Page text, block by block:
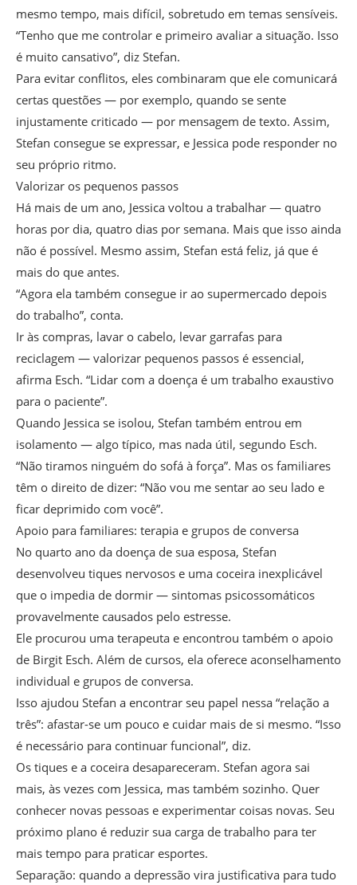
mesmo tempo, mais difícil, sobretudo em temas sensíveis.
“Tenho que me controlar e primeiro avaliar a situação. Isso
é muito cansativo”, diz Stefan.
Para evitar conflitos, eles combinaram que ele comunicará
certas questões — por exemplo, quando se sente
injustamente criticado — por mensagem de texto. Assim,
Stefan consegue se expressar, e Jessica pode responder no
seu próprio ritmo.
Valorizar os pequenos passos
Há mais de um ano, Jessica voltou a trabalhar — quatro
horas por dia, quatro dias por semana. Mais que isso ainda
não é possível. Mesmo assim, Stefan está feliz, já que é
mais do que antes.
“Agora ela também consegue ir ao supermercado depois
do trabalho”, conta.
Ir às compras, lavar o cabelo, levar garrafas para
reciclagem — valorizar pequenos passos é essencial,
afirma Esch. “Lidar com a doença é um trabalho exaustivo
para o paciente”.
Quando Jessica se isolou, Stefan também entrou em
isolamento — algo típico, mas nada útil, segundo Esch.
“Não tiramos ninguém do sofá à força”. Mas os familiares
têm o direito de dizer: “Não vou me sentar ao seu lado e
ficar deprimido com você”.
Apoio para familiares: terapia e grupos de conversa
No quarto ano da doença de sua esposa, Stefan
desenvolveu tiques nervosos e uma coceira inexplicável
que o impedia de dormir — sintomas psicossomáticos
provavelmente causados pelo estresse.
Ele procurou uma terapeuta e encontrou também o apoio
de Birgit Esch. Além de cursos, ela oferece aconselhamento
individual e grupos de conversa.
Isso ajudou Stefan a encontrar seu papel nessa “relação a
três”: afastar-se um pouco e cuidar mais de si mesmo. “Isso
é necessário para continuar funcional”, diz.
Os tiques e a coceira desapareceram. Stefan agora sai
mais, às vezes com Jessica, mas também sozinho. Quer
conhecer novas pessoas e experimentar coisas novas. Seu
próximo plano é reduzir sua carga de trabalho para ter
mais tempo para praticar esportes.
Separação: quando a depressão vira justificativa para tudo